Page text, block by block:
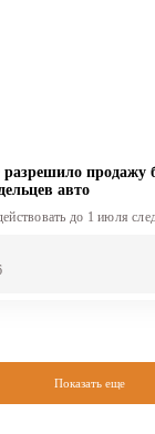
продажу
авто
до 1 июля
Показать еще